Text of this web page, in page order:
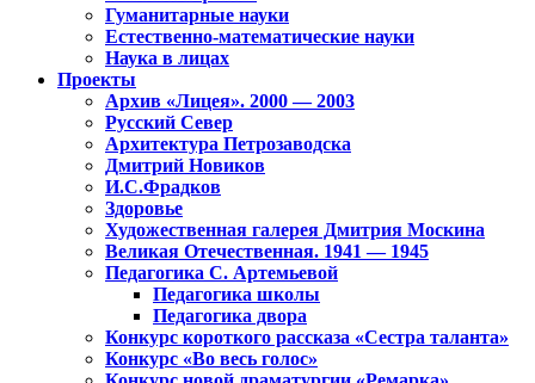
Гуманитарные науки
Естественно-математические науки
Наука в лицах
Проекты
Архив «Лицея». 2000 — 2003
Русский Север
Архитектура Петрозаводска
Дмитрий Новиков
И.С.Фрадков
Здоровье
Художественная галерея Дмитрия Москина
Великая Отечественная. 1941 — 1945
Педагогика С. Артемьевой
Педагогика школы
Педагогика двора
Конкурс короткого рассказа «Сестра таланта»
Конкурс «Во весь голос»